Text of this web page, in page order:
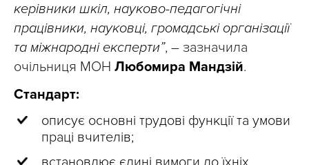
керівники шкіл, науково-педагогічні
працівники, науковці, громадські організації
та міжнародні експерти”, – зазначила
очільниця МОН Любомира Мандзій.
Стандарт:
описує основні трудові функції та умови
праці вчителів;